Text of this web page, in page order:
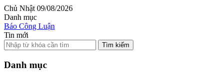
Chủ Nhật 09/08/2026
Danh mục
Báo Công Luận
Tin mới
Tìm kiếm
Danh mục